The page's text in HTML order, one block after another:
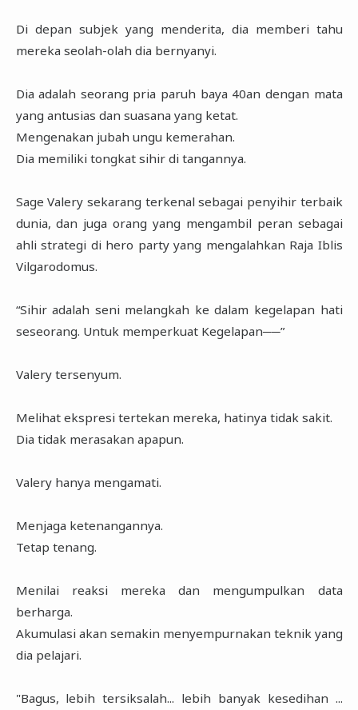
Di depan subjek yang menderita, dia memberi tahu
mereka seolah-olah dia bernyanyi.
Dia adalah seorang pria paruh baya 40an dengan mata
yang antusias dan suasana yang ketat.
Mengenakan jubah ungu kemerahan.
Dia memiliki tongkat sihir di tangannya.
Sage Valery sekarang terkenal sebagai penyihir terbaik
dunia, dan juga orang yang mengambil peran sebagai
ahli strategi di hero party yang mengalahkan Raja Iblis
Vilgarodomus.
“Sihir adalah seni melangkah ke dalam kegelapan hati
seseorang. Untuk memperkuat Kegelapan──”
Valery tersenyum.
Melihat ekspresi tertekan mereka, hatinya tidak sakit.
Dia tidak merasakan apapun.
Valery hanya mengamati.
Menjaga ketenangannya.
Tetap tenang.
Menilai reaksi mereka dan mengumpulkan data
berharga.
Akumulasi akan semakin menyempurnakan teknik yang
dia pelajari.
"Bagus, lebih tersiksalah... lebih banyak kesedihan ...